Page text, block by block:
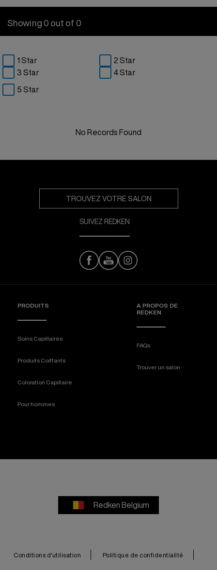
Showing 0 out of 0
1 Star
2 Star
3 Star
4 Star
5 Star
No Records Found
TROUVEZ VOTRE SALON
SUIVEZ REDKEN
PRODUITS
Soins Capillaires
Produits Coiffants
Coloration Capillaire
Pour hommes
A PROPOS DE
REDKEN
FAQs
Trouver un salon
Redken Belgium
Conditions d'utilisation Politique de confidentialité